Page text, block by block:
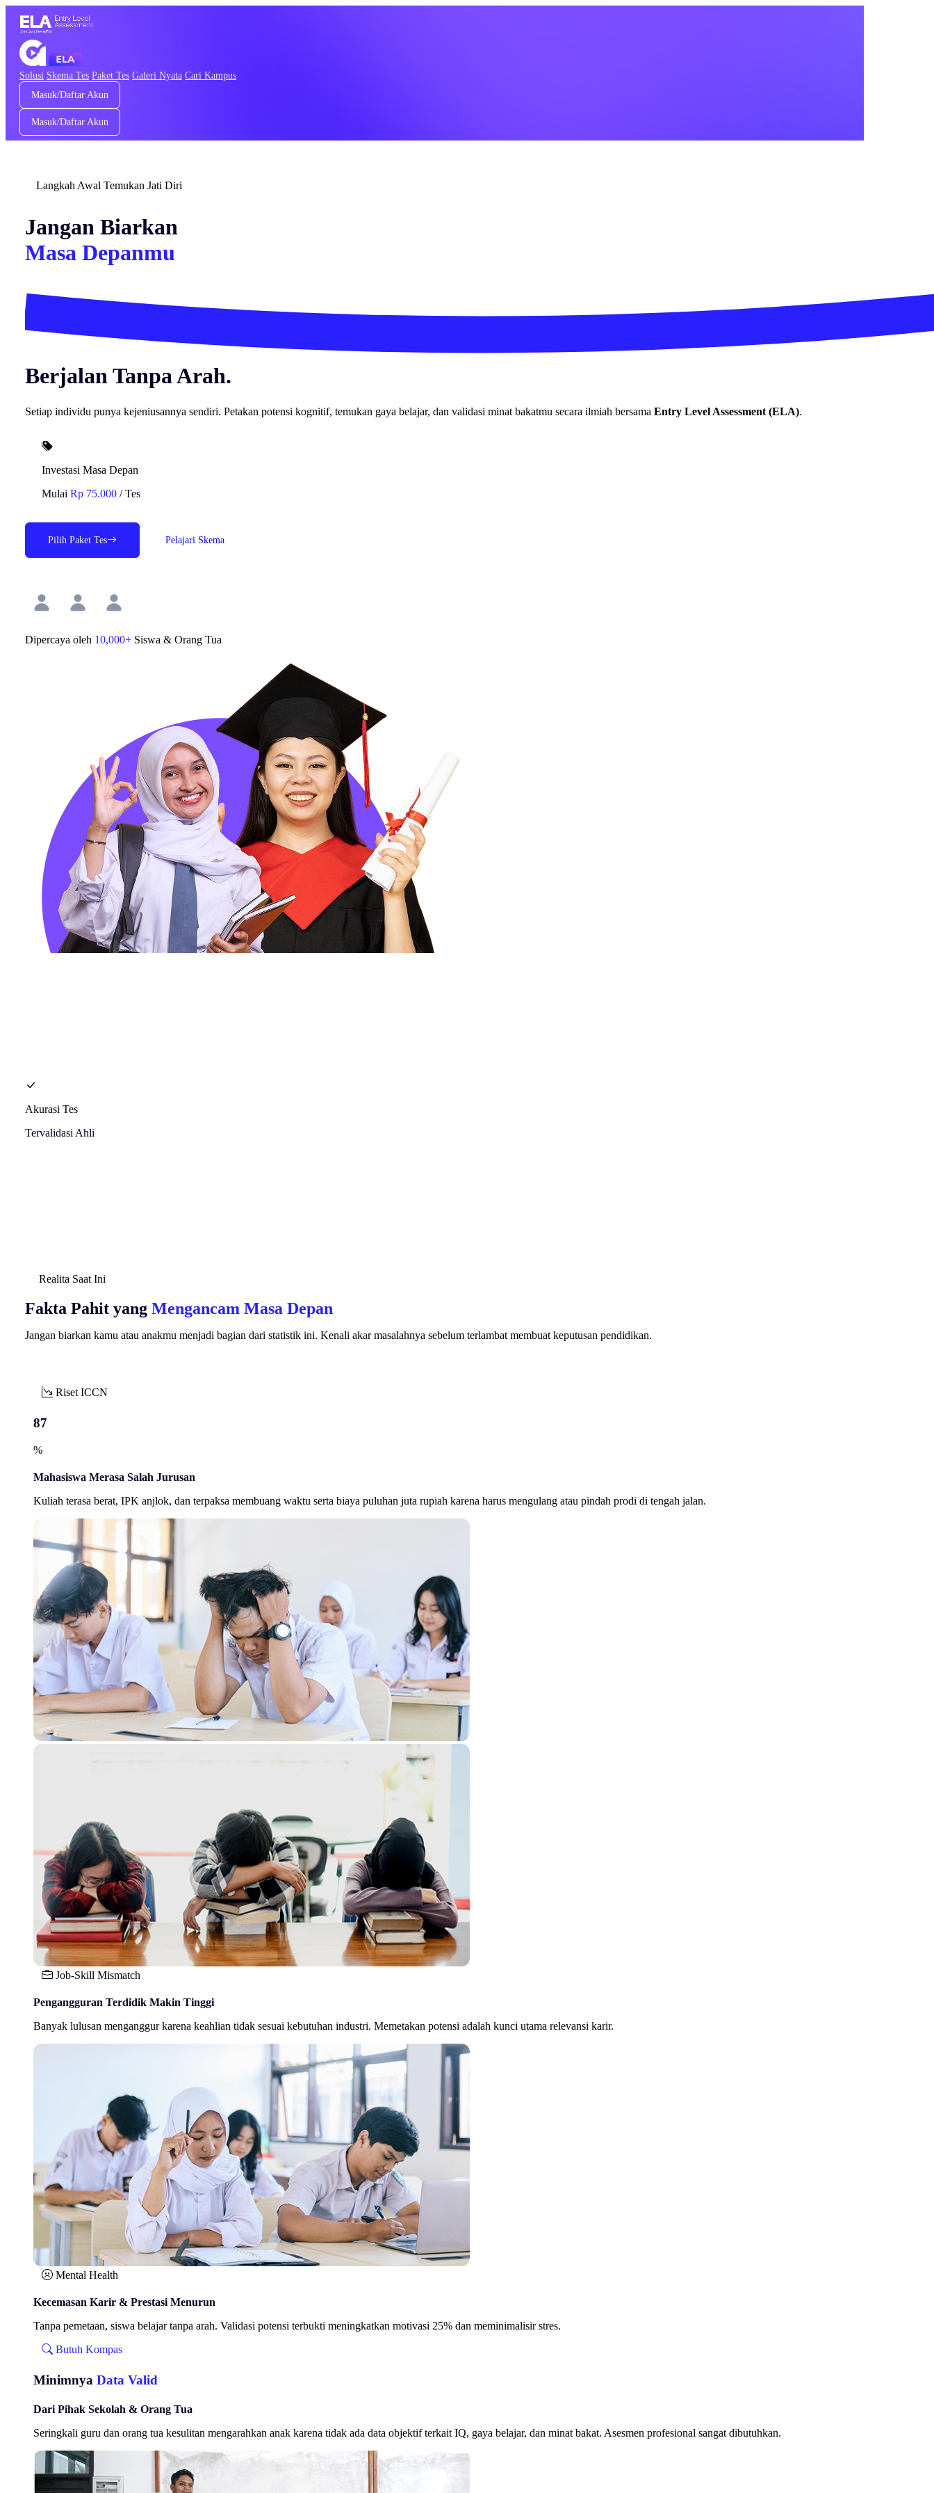
Solusi Skema Tes Paket Tes Galeri Nyata Cari Kampus
Masuk/Daftar Akun
Masuk/Daftar Akun
Langkah Awal Temukan Jati Diri
Jangan Biarkan
Masa Depanmu
Berjalan Tanpa Arah.
Setiap individu punya kejeniusannya sendiri. Petakan potensi kognitif, temukan gaya belajar, dan validasi minat bakatmu secara ilmiah bersama Entry Level Assessment (ELA).
Investasi Masa Depan
Mulai Rp 75.000 / Tes
Pilih Paket Tes Pelajari Skema
Dipercaya oleh 10,000+ Siswa & Orang Tua
Akurasi Tes
Tervalidasi Ahli
Realita Saat Ini
Fakta Pahit yang Mengancam Masa Depan
Jangan biarkan kamu atau anakmu menjadi bagian dari statistik ini. Kenali akar masalahnya sebelum terlambat membuat keputusan pendidikan.
Riset ICCN
87
%
Mahasiswa Merasa Salah Jurusan
Kuliah terasa berat, IPK anjlok, dan terpaksa membuang waktu serta biaya puluhan juta rupiah karena harus mengulang atau pindah prodi di tengah jalan.
Job-Skill Mismatch
Pengangguran Terdidik Makin Tinggi
Banyak lulusan menganggur karena keahlian tidak sesuai kebutuhan industri. Memetakan potensi adalah kunci utama relevansi karir.
Mental Health
Kecemasan Karir & Prestasi Menurun
Tanpa pemetaan, siswa belajar tanpa arah. Validasi potensi terbukti meningkatkan motivasi 25% dan meminimalisir stres.
Butuh Kompas
Minimnya Data Valid
Dari Pihak Sekolah & Orang Tua
Seringkali guru dan orang tua kesulitan mengarahkan anak karena tidak ada data objektif terkait IQ, gaya belajar, dan minat bakat. Asesmen profesional sangat dibutuhkan.